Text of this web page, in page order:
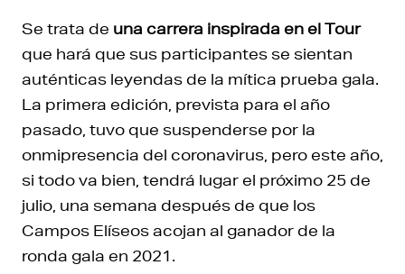
Se trata de una carrera inspirada en el Tour
que hará que sus participantes se sientan
auténticas leyendas de la mítica prueba gala.
La primera edición, prevista para el año
pasado, tuvo que suspenderse por la
onmipresencia del coronavirus, pero este año,
si todo va bien, tendrá lugar el próximo 25 de
julio, una semana después de que los
Campos Elíseos acojan al ganador de la
ronda gala en 2021.